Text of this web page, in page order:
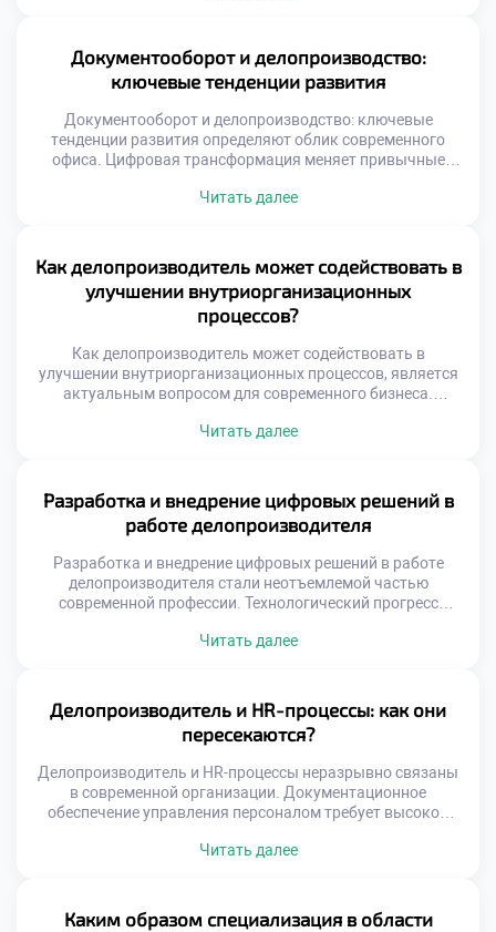
профессиональной компетенции современного
сотрудника. Понимание природы угроз позволяет
предотвращать проблемы до их возникновения. Риски
Документооборот и делопроизводство:
ключевые тенденции развития
Документооборот и делопроизводство: ключевые
тенденции развития определяют облик современного
офиса. Цифровая трансформация меняет привычные
уступают место интеллектуальным системам. Специалист
на рынке труда. Тенденции затрагивают не только
технику, но и процессы. Меняются стандарты
взаимодействия между сотрудниками и отделами.
Ускоряется […]
Читать далее
Как делопроизводитель может содействовать в
улучшении внутриорганизационных
процессов?
Как делопроизводитель может содействовать в
улучшении внутриорганизационных процессов, является
актуальным вопросом для современного бизнеса.
обладает уникальным обзором деятельности компании.
системные проблемы, скрытые от узких специалистов.
Делопроизводитель способен выступать агентом
позитивных организационных изменений. Его роль
трансформируется из исполнителя в оптимизатора […]
Читать далее
Разработка и внедрение цифровых решений в
работе делопроизводителя
Разработка и внедрение цифровых решений в работе
делопроизводителя стали неотъемлемой частью
современной профессии. Технологический прогресс
документацией и информацией. Специалист сегодня
экспертиза определяет успех автоматизации в любой
организации. Цифровизация требует глубокого
понимания специфики документооборота и бизнес-задач.
Простая покупка программного обеспечения […]
Читать далее
Делопроизводитель и HR-процессы: как они
пересекаются?
Делопроизводитель и HR-процессы неразрывно связаны
в современной организации. Документационное
обеспечение управления персоналом требует высокой
последствиям. Специалист по документам становится
Пересечение функций происходит на уровне
Читать далее
Каким образом специализация в области